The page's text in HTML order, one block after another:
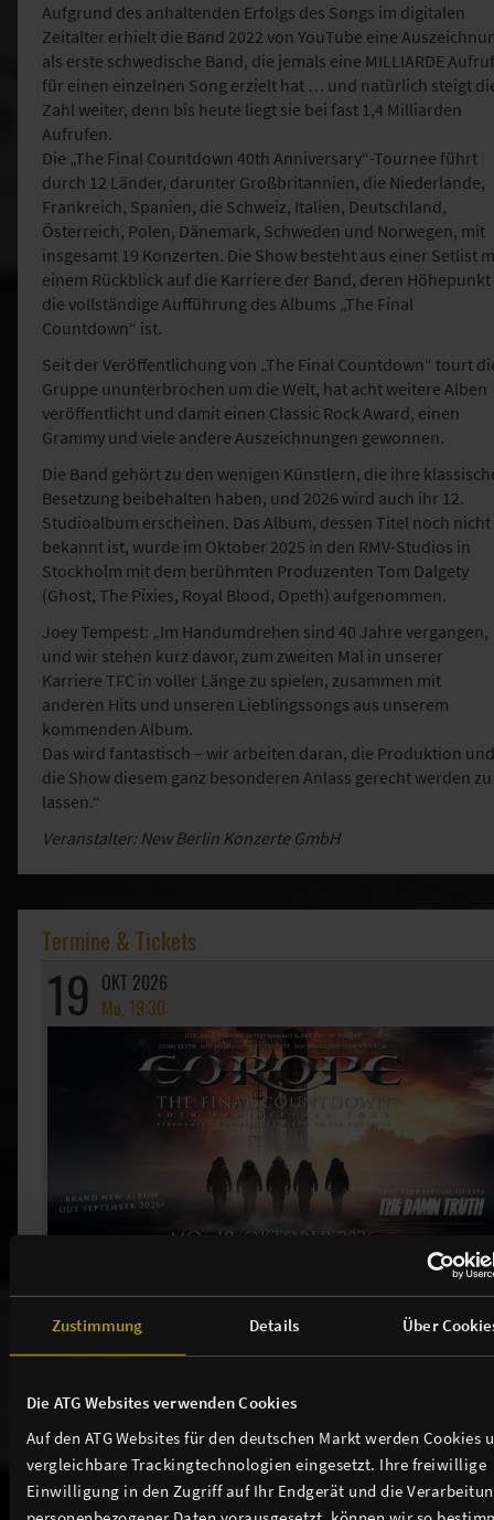
Zustimmung Details Über
Die ATG Websites verwenden Cookies
Auf den ATG Websites für den deutschen Markt werden Cookies
vergleichbare Trackingtechnologien eingesetzt. Ihre freiwillige
Einwilligung in den Zugriff auf Ihr Endgerät und die
Aufgrund des anhaltenden Erfolgs des Songs im digitalen
Zeitalter erhielt die Band 2022 von YouTube eine
als erste schwedische Band, die jemals eine MILLIARDE
für einen einzelnen Song erzielt hat … und natürlich steigt
Zahl weiter, denn bis heute liegt sie bei fast 1,4 Milliarden
Aufrufen.
Die „The Final Countdown 40th Anniversary“-Tournee führt
durch 12 Länder, darunter Großbritannien, die Niederlande,
Frankreich, Spanien, die Schweiz, Italien, Deutschland,
Österreich, Polen, Dänemark, Schweden und Norwegen, mit
insgesamt 19 Konzerten. Die Show besteht aus einer Setlist
einem Rückblick auf die Karriere der Band, deren Höhepunkt
die vollständige Aufführung des Albums „The Final
Countdown“ ist.
Seit der Veröffentlichung von „The Final Countdown“ tourt
Gruppe ununterbrochen um die Welt, hat acht weitere Alben
veröffentlicht und damit einen Classic Rock Award, einen
Grammy und viele andere Auszeichnungen gewonnen.
Die Band gehört zu den wenigen Künstlern, die ihre
Besetzung beibehalten haben, und 2026 wird auch ihr 12.
Studioalbum erscheinen. Das Album, dessen Titel noch nicht
bekannt ist, wurde im Oktober 2025 in den RMV-Studios in
Stockholm mit dem berühmten Produzenten Tom Dalgety
(Ghost, The Pixies, Royal Blood, Opeth) aufgenommen.
Joey Tempest: „Im Handumdrehen sind 40 Jahre vergangen,
und wir stehen kurz davor, zum zweiten Mal in unserer
Karriere TFC in voller Länge zu spielen, zusammen mit
anderen Hits und unseren Lieblingssongs aus unserem
kommenden Album.
Das wird fantastisch – wir arbeiten daran, die Produktion und
die Show diesem ganz besonderen Anlass gerecht werden zu
lassen.“
Veranstalter: New Berlin Konzerte GmbH
Termine & Tickets
19 OKT 2026
Mo, 19:30
EUROPE - The Final Countdown - 40th Anniversary
Tour
Weitere Events in unserem Theater